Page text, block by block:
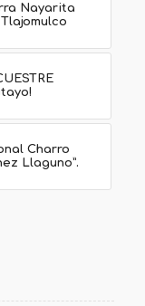
Nayarita
Charro
Llaguno”.